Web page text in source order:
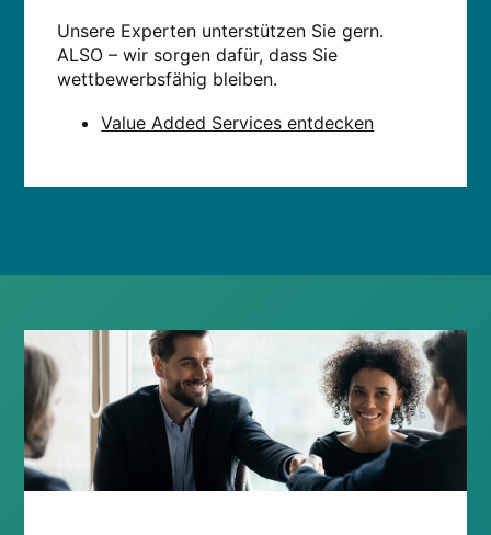
Unsere Experten unterstützen Sie gern.
ALSO – wir sorgen dafür, dass Sie
wettbewerbsfähig bleiben.
Value Added Services entdecken